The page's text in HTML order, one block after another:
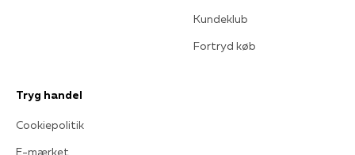
Kundeklub
Fortryd køb
Tryg handel
Cookiepolitik
E-mærket